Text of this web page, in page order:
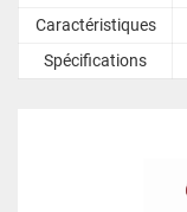
Caractéristiques
Spécifications